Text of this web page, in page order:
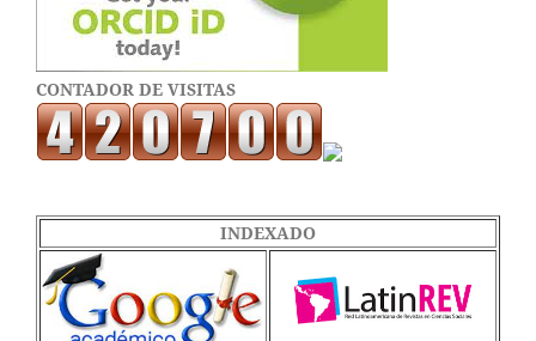
CONTADOR DE VISITAS
INDEXADO